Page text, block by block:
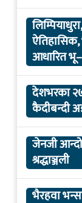
आधारित
देशभरका
कैदीबन्दी
जेनजी
श्रद्धाञ्जली
भैरहवा